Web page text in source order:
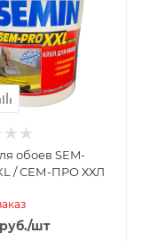
обоев SEM-
/ СЕМ-ПРО ХХЛ
/шт